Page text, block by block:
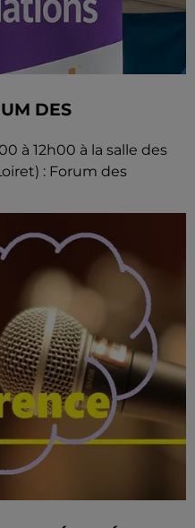
DES
à 12h00 à la salle des
: Forum des